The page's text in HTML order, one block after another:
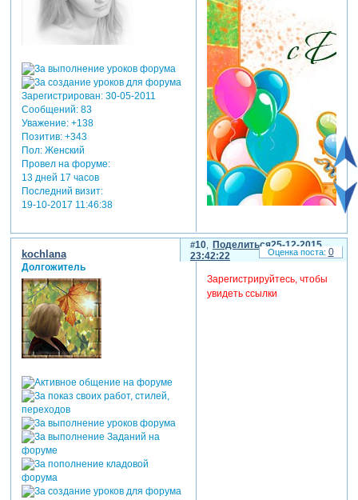
Зарегистрирован: 30-05-2011
Сообщений:83
Уважение: +138
Позитив: +343
Пол:Женский
Провел на форуме:
13 дней 17 часов
Последний визит:
19-10-2017 11:46:38
Поделиться
10
25-12-2015
23:42:22
kochlana
Долгожитель
Зарегистрируйтесь, чтобы
увидеть ссылки
0